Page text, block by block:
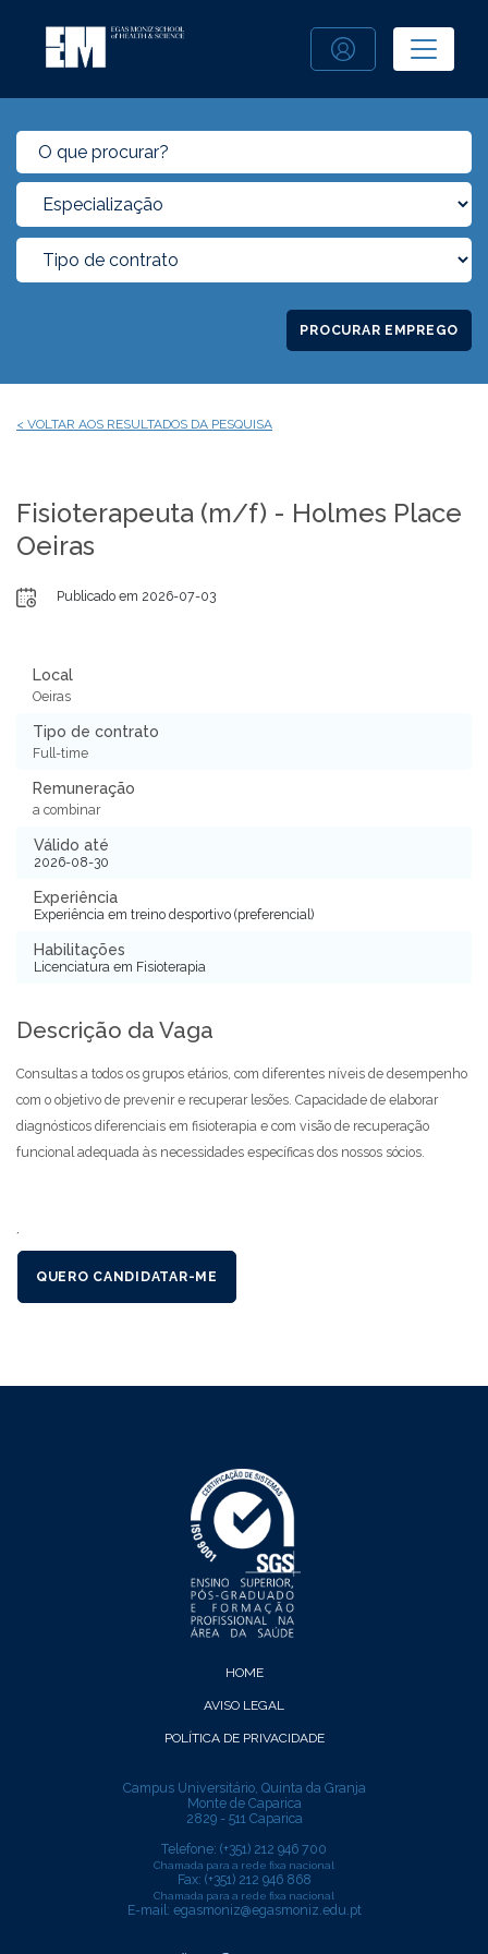
PROCURAR EMPREGO
< VOLTAR AOS RESULTADOS DA PESQUISA
Fisioterapeuta (m/f) - Holmes Place
Oeiras
Publicado em 2026-07-03
Local
Oeiras
Tipo de contrato
Full-time
Remuneração
a combinar
Válido até
2026-08-30
Experiência
Experiência em treino desportivo (preferencial)
Habilitações
Licenciatura em Fisioterapia
Descrição da Vaga
Consultas a todos os grupos etários, com diferentes níveis de desempenho
com o objetivo de prevenir e recuperar lesões. Capacidade de elaborar
diagnósticos diferenciais em fisioterapia e com visão de recuperação
funcional adequada às necessidades específicas dos nossos sócios.
´
QUERO CANDIDATAR-ME
HOME
AVISO LEGAL
POLÍTICA DE PRIVACIDADE
Campus Universitário, Quinta da Granja
Monte de Caparica
2829 - 511 Caparica
Telefone: (+351) 212 946 700
Chamada para a rede fixa nacional
Fax: (+351) 212 946 868
Chamada para a rede fixa nacional
E-mail: egasmoniz@egasmoniz.edu.pt